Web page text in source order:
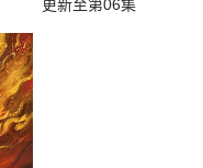
更新至第06集